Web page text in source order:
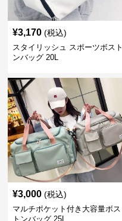
¥3,170 (税込)
スタイリッシュ スポーツボスト
ンバッグ 20L
¥3,000 (税込)
マルチポケット付き大容量ボス
トンバッグ 25L